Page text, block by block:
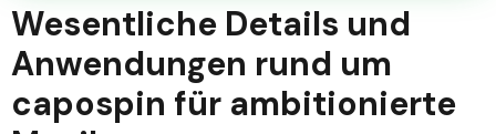
Wesentliche Details und
Anwendungen rund um
capospin für ambitionierte